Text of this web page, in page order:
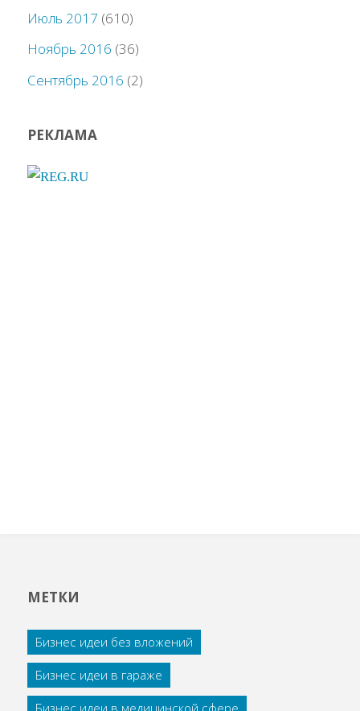
Июль 2017 (610)
Ноябрь 2016 (36)
Сентябрь 2016 (2)
РЕКЛАМА
МЕТКИ
Бизнес идеи без вложений
Бизнес идеи в гараже